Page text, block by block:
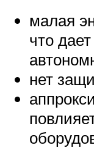
малая
что
нет